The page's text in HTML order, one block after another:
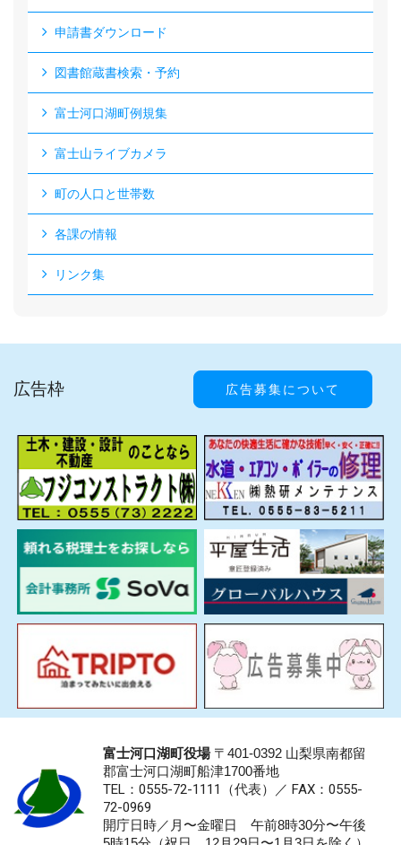
申請書ダウンロード
図書館蔵書検索・予約
富士河口湖町例規集
富士山ライブカメラ
町の人口と世帯数
各課の情報
リンク集
広告枠 広告募集について
富士河口湖町役場〒401-0392 山梨県南都留
郡富士河口湖町船津1700番地
TEL：0555-72-1111 （代表）／ FAX：0555-
72-0969
開庁日時／月〜金曜日 午前8時30分〜午後